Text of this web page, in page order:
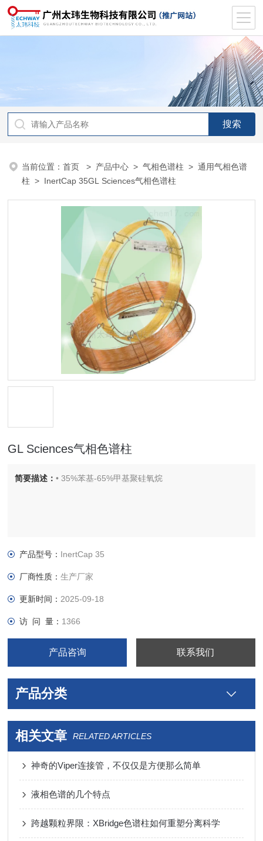
当前位置：首页 > 产品中心 >气相色谱柱 >通用气相色谱
柱 > InertCap 35GL Sciences气相色谱柱
GL Sciences气相色谱柱
简要描述：• 35%苯基-65%甲基聚硅氧烷
产品型号： InertCap 35
厂商性质：生产厂家
更新时间： 2025-09-18
访 问 量： 1366
产品咨询 联系我们
产品分类
相关文章 RELATED ARTICLES
神奇的Viper连接管，不仅仅是方便那么简单
液相色谱的几个特点
跨越颗粒界限：XBridge色谱柱如何重塑分离科学